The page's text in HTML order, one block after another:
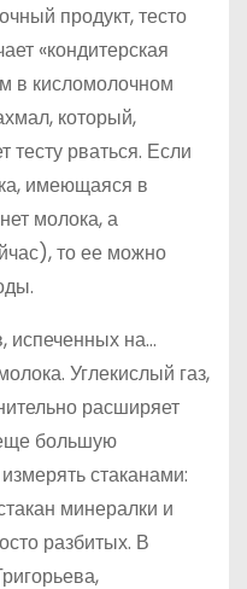
продукт, тесто
«кондитерская
в кисломолочном
который,
тесту рваться. Если
имеющаяся в
молока, а
то ее можно
испеченных на…
Углекислый газ,
расширяет
большую
стаканами:
минералки и
разбитых. В